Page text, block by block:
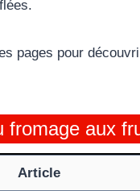
pages pour
fromage aux
Article